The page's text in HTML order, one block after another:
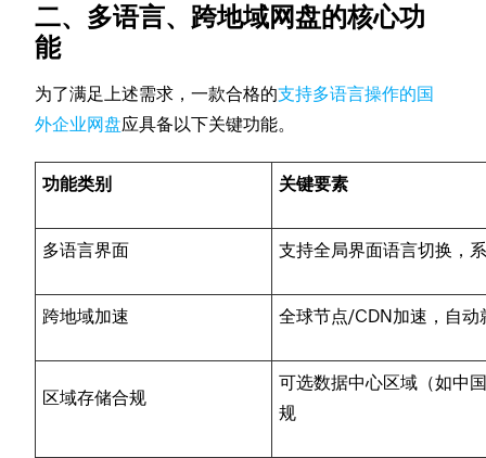
二、多语言、跨地域网盘的核心功
能
为了满足上述需求，一款合格的支持多语言操作的国
外企业网盘应具备以下关键功能。
功能类别 关键要素
多语言界面 支持全局界面语言切换，
跨地域加速 全球节点/CDN加速，自
区域存储合规
可选数据中心区域（如中
规